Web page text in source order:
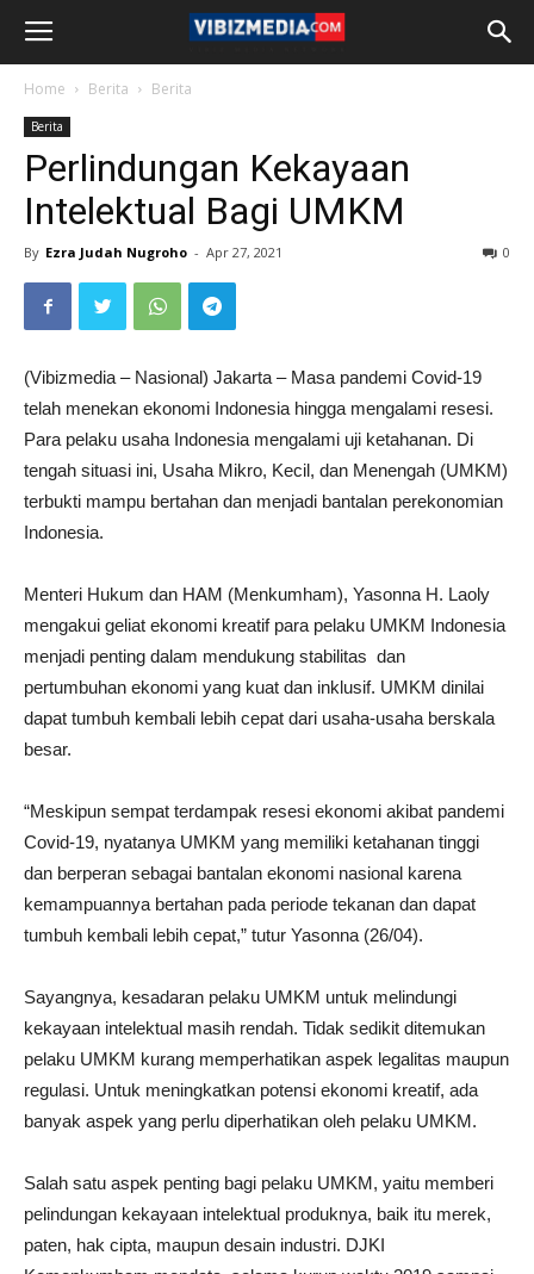
Home Berita Berita
Berita
Perlindungan Kekayaan
Intelektual Bagi UMKM
By Ezra Judah Nugroho - Apr 27, 2021 0
(Vibizmedia – Nasional) Jakarta – Masa pandemi Covid-19
telah menekan ekonomi Indonesia hingga mengalami resesi.
Para pelaku usaha Indonesia mengalami uji ketahanan. Di
tengah situasi ini, Usaha Mikro, Kecil, dan Menengah (UMKM)
terbukti mampu bertahan dan menjadi bantalan perekonomian
Indonesia.
Menteri Hukum dan HAM (Menkumham), Yasonna H. Laoly
mengakui geliat ekonomi kreatif para pelaku UMKM Indonesia
menjadi penting dalam mendukung stabilitas dan
pertumbuhan ekonomi yang kuat dan inklusif. UMKM dinilai
dapat tumbuh kembali lebih cepat dari usaha-usaha berskala
besar.
“Meskipun sempat terdampak resesi ekonomi akibat pandemi
Covid-19, nyatanya UMKM yang memiliki ketahanan tinggi
dan berperan sebagai bantalan ekonomi nasional karena
kemampuannya bertahan pada periode tekanan dan dapat
tumbuh kembali lebih cepat,” tutur Yasonna (26/04).
Sayangnya, kesadaran pelaku UMKM untuk melindungi
kekayaan intelektual masih rendah. Tidak sedikit ditemukan
pelaku UMKM kurang memperhatikan aspek legalitas maupun
regulasi. Untuk meningkatkan potensi ekonomi kreatif, ada
banyak aspek yang perlu diperhatikan oleh pelaku UMKM.
Salah satu aspek penting bagi pelaku UMKM, yaitu memberi
pelindungan kekayaan intelektual produknya, baik itu merek,
paten, hak cipta, maupun desain industri. DJKI